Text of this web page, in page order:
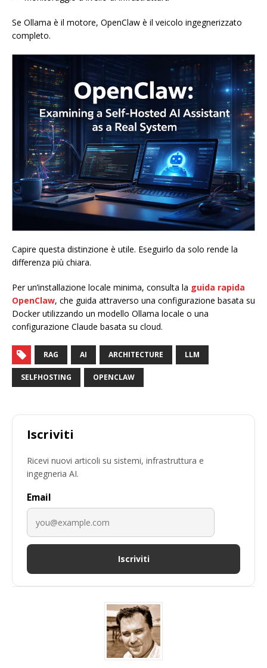
Se Ollama è il motore, OpenClaw è il veicolo ingegnerizzato
completo.
Capire questa distinzione è utile. Eseguirlo da solo rende la
differenza più chiara.
Per un’installazione locale minima, consulta la guida rapida
OpenClaw, che guida attraverso una configurazione basata su
Docker utilizzando un modello Ollama locale o una
configurazione Claude basata su cloud.
RAG AI ARCHITECTURE LLM
SELFHOSTING OPENCLAW
Iscriviti
Ricevi nuovi articoli su sistemi, infrastruttura e
ingegneria AI.
Email
Iscriviti